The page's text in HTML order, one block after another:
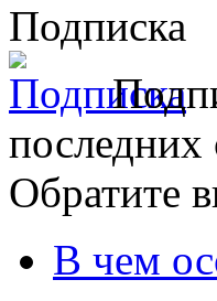
Подписка
Обратите
В чем